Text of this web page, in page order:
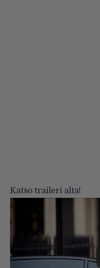
Katso traileri alta!